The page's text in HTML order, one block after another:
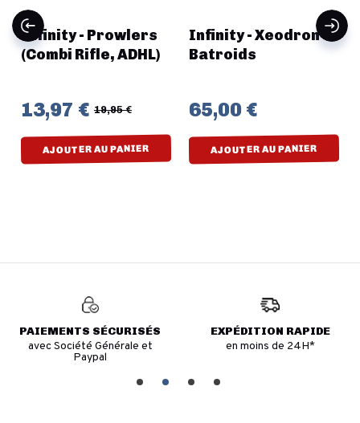
Infinity - Prowlers
(Combi Rifle, ADHL)
13,97 € 19,95 €
AJOUTER AU PANIER
Infinity - Xeodron
Batroids
65,00 €
AJOUTER AU PANIER
PAIEMENTS SÉCURISÉS
avec Société Générale et
Paypal
EXPÉDITION RAPIDE
en moins de 24H*